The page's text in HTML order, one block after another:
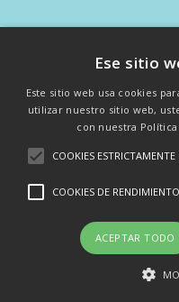
54 Congreso
de Colegios Oficiales
Ese sitio
Este sitio web usa cookies
utilizar nuestro sitio web,
con nuestra
COOKIES ESTRICTAMENTE
COOKIES DE RENDIMIENTO
ACEPTAR TODO